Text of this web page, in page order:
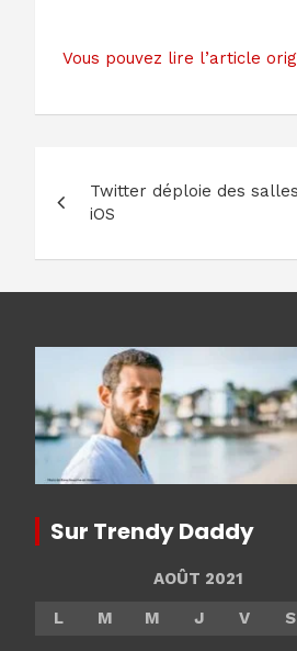
Vous pouvez lire l’article
de
l’article
Twitter déploie des
iOS
Sur Trendy Daddy
AOÛT 2021
L
M M J V S